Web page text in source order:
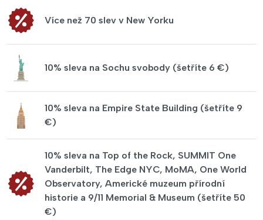
Více než 70 slev v New Yorku
10% sleva na Sochu svobody (šetříte 6 €)
10% sleva na Empire State Building (šetříte 9
€)
10% sleva na Top of the Rock, SUMMIT One
Vanderbilt, The Edge NYC, MoMA, One World
Observatory, Americké muzeum přírodní
historie a 9/11 Memorial & Museum (šetříte 50
€)